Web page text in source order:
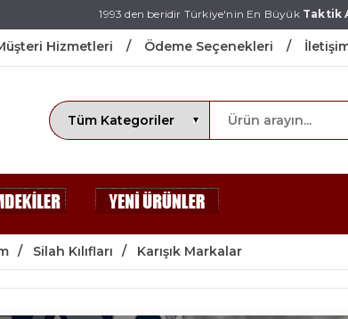
1993 den beridir Türkiye'nin En BüyükTaktik
Hizmetleri Ödeme Seçenekleri
Silah Kılıfları Karışık Markalar